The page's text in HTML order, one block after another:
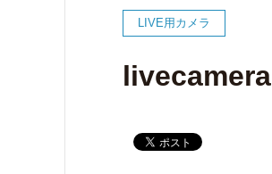
LIVE用カメラ
livecamera